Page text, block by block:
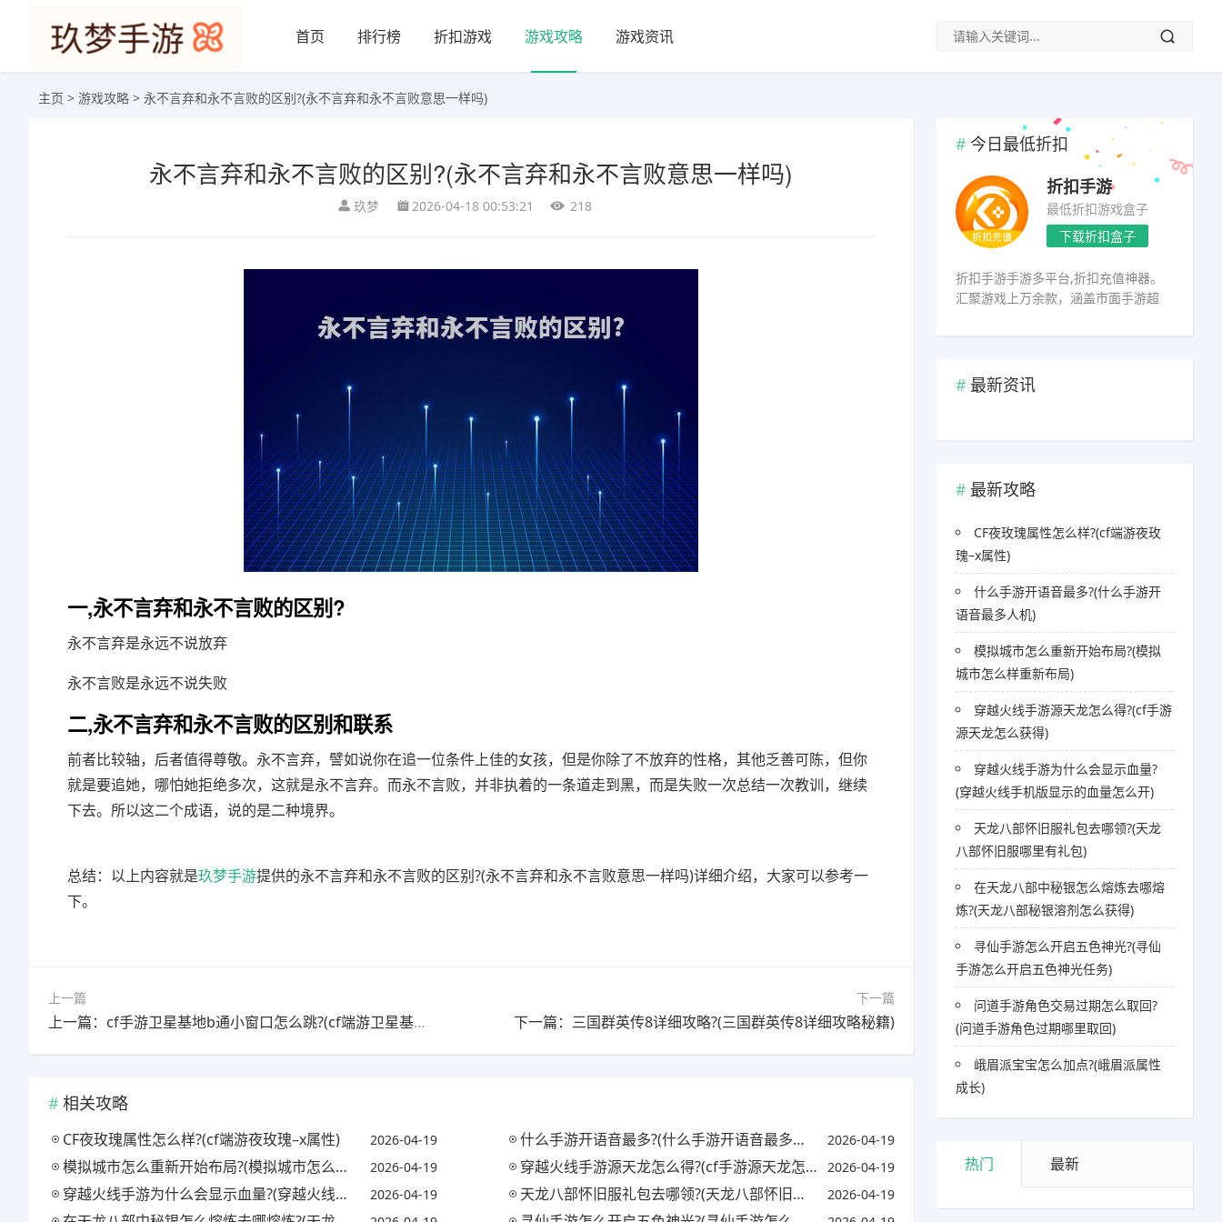
首页 排行榜 折扣游戏 游戏攻略 游戏资讯
主页 > 游戏攻略 > 永不言弃和永不言败的区别?(永不言弃和永不言败意思一样吗)
永不言弃和永不言败的区别?(永不言弃和永不言败意思一样吗)
玖梦 2026-04-18 00:53:21 218
一,永不言弃和永不言败的区别?
永不言弃是永远不说放弃
永不言败是永远不说失败
二,永不言弃和永不言败的区别和联系
前者比较轴，后者值得尊敬。永不言弃，譬如说你在追一位条件上佳的女孩，但是你除了不放弃的性格，其他乏善可陈，但你
就是要追她，哪怕她拒绝多次，这就是永不言弃。而永不言败，并非执着的一条道走到黑，而是失败一次总结一次教训，继续
下去。所以这二个成语，说的是二种境界。
总结：以上内容就是玖梦手游提供的永不言弃和永不言败的区别?(永不言弃和永不言败意思一样吗)详细介绍，大家可以参考一
下。
上一篇
上一篇：cf手游卫星基地b通小窗口怎么跳?(cf端游卫星基地bug教学)
下一篇
下一篇：三国群英传8详细攻略?(三国群英传8详细攻略秘籍)
相关攻略
CF夜玫瑰属性怎么样?(cf端游夜玫瑰–x属性) 2026-04-19 什么手游开语音最多?(什么手游开语音最多人机) 2026-04-19
模拟城市怎么重新开始布局?(模拟城市怎么样重新布局) 2026-04-19 穿越火线手游源天龙怎么得?(cf手游源天龙怎么获得) 2026-04-19
穿越火线手游为什么会显示血量?(穿越火线手机版显示的血量怎么开) 2026-04-19 天龙八部怀旧服礼包去哪领?(天龙八部怀旧服哪里有礼包) 2026-04-19
今日最低折扣
折扣手游
最低折扣游戏盒子
下载折扣盒子
折扣手游手游多平台,折扣充值神器。
汇聚游戏上万余款，涵盖市面手游超
最新资讯
最新攻略
CF夜玫瑰属性怎么样?(cf端游夜玫
瑰–x属性)
什么手游开语音最多?(什么手游开
语音最多人机)
模拟城市怎么重新开始布局?(模拟
城市怎么样重新布局)
穿越火线手游源天龙怎么得?(cf手游
源天龙怎么获得)
穿越火线手游为什么会显示血量?
(穿越火线手机版显示的血量怎么开)
天龙八部怀旧服礼包去哪领?(天龙
八部怀旧服哪里有礼包)
在天龙八部中秘银怎么熔炼去哪熔
炼?(天龙八部秘银溶剂怎么获得)
寻仙手游怎么开启五色神光?(寻仙
手游怎么开启五色神光任务)
问道手游角色交易过期怎么取回?
(问道手游角色过期哪里取回)
峨眉派宝宝怎么加点?(峨眉派属性
成长)
热门 最新